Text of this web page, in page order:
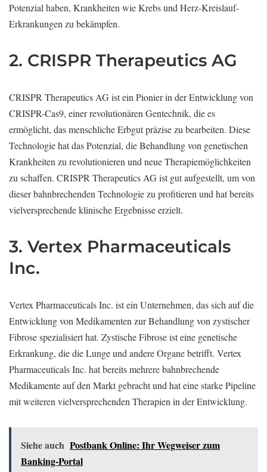
Potenzial haben, Krankheiten wie Krebs und Herz-Kreislauf-
Erkrankungen zu bekämpfen.
2. CRISPR Therapeutics AG
CRISPR Therapeutics AG ist ein Pionier in der Entwicklung von
CRISPR-Cas9, einer revolutionären Gentechnik, die es
ermöglicht, das menschliche Erbgut präzise zu bearbeiten. Diese
Technologie hat das Potenzial, die Behandlung von genetischen
Krankheiten zu revolutionieren und neue Therapiemöglichkeiten
zu schaffen. CRISPR Therapeutics AG ist gut aufgestellt, um von
dieser bahnbrechenden Technologie zu profitieren und hat bereits
vielversprechende klinische Ergebnisse erzielt.
3. Vertex Pharmaceuticals
Inc.
Vertex Pharmaceuticals Inc. ist ein Unternehmen, das sich auf die
Entwicklung von Medikamenten zur Behandlung von zystischer
Fibrose spezialisiert hat. Zystische Fibrose ist eine genetische
Erkrankung, die die Lunge und andere Organe betrifft. Vertex
Pharmaceuticals Inc. hat bereits mehrere bahnbrechende
Medikamente auf den Markt gebracht und hat eine starke Pipeline
mit weiteren vielversprechenden Therapien in der Entwicklung.
Siehe auch Postbank Online: Ihr Wegweiser zum
Banking-Portal